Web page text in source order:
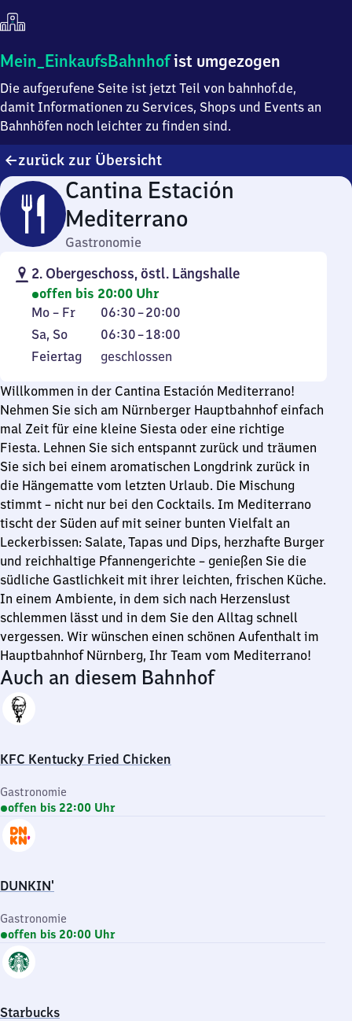
Mein
Einkaufsbahnhof
ist
umgezogen
Mein_EinkaufsBahnhofist umgezogen
Die aufgerufene Seite ist jetzt Teil von bahnhof.de,
damit Informationen zu Services, Shops und Events an
Bahnhöfen noch leichter zu finden sind.
zurück zur Übersicht
Cantina Estación
Mediterrano
Gastronomie
2. Obergeschoss, östl. Längshalle
offen bis 20:00 Uhr
Montag
bis
Freitag
Mo – Fr 06:30–20:00
Von
6
30
bis
20
Uhr
Samstag
und
Sa, So 06:30–18:00
Von
6
30
bis
18
Uhr
Feiertag
Feiertag geschlossen
Willkommen in der Cantina Estación Mediterrano!
Nehmen Sie sich am Nürnberger Hauptbahnhof einfach
mal Zeit für eine kleine Siesta oder eine richtige
Fiesta. Lehnen Sie sich entspannt zurück und träumen
Sie sich bei einem aromatischen Longdrink zurück in
die Hängematte vom letzten Urlaub. Die Mischung
stimmt – nicht nur bei den Cocktails. Im Mediterrano
tischt der Süden auf mit seiner bunten Vielfalt an
Leckerbissen: Salate, Tapas und Dips, herzhafte Burger
und reichhaltige Pfannengerichte – genießen Sie die
südliche Gastlichkeit mit ihrer leichten, frischen Küche.
In einem Ambiente, in dem sich nach Herzenslust
schlemmen lässt und in dem Sie den Alltag schnell
vergessen. Wir wünschen einen schönen Aufenthalt im
Hauptbahnhof Nürnberg, Ihr Team vom Mediterrano!
Auch an diesem Bahnhof
KFC Kentucky Fried Chicken
Gastronomie
offen bis 22:00 Uhr
DUNKIN'
Gastronomie
offen bis 20:00 Uhr
Starbucks